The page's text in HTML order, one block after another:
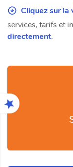
Cliquez sur la
services, tarifs et
directement.